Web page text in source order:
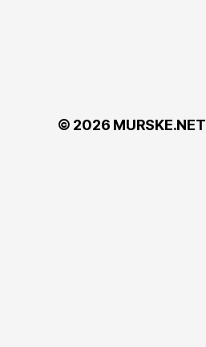
© 2026 MURSKE.NET